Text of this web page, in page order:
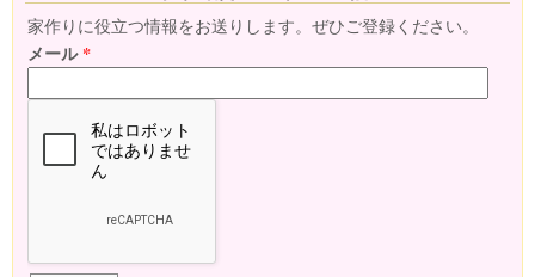
家作りに役立つ情報をお送りします。ぜひご登録ください。
メール*